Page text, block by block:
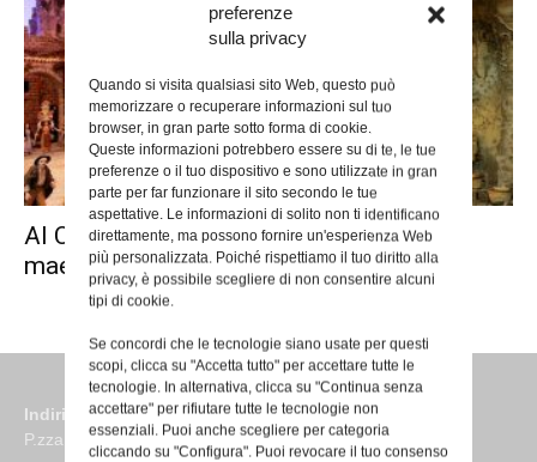
preferenze
sulla privacy
Quando si visita qualsiasi sito Web, questo può
memorizzare o recuperare informazioni sul tuo
browser, in gran parte sotto forma di cookie.
Queste informazioni potrebbero essere su di te, le tue
preferenze o il tuo dispositivo e sono utilizzate in gran
parte per far funzionare il sito secondo le tue
aspettative. Le informazioni di solito non ti identificano
direttamente, ma possono fornire un'esperienza Web
più personalizzata. Poiché rispettiamo il tuo diritto alla
privacy, è possibile scegliere di non consentire alcuni
tipi di cookie.
Se concordi che le tecnologie siano usate per questi
scopi, clicca su "Accetta tutto" per accettare tutte le
tecnologie. In alternativa, clicca su "Continua senza
accettare" per rifiutare tutte le tecnologie non
essenziali. Puoi anche scegliere per categoria
cliccando su "Configura". Puoi revocare il tuo consenso
Al Campus Bio-Medico il presepe del
maestro Artese
Indirizzo
P.zza S. Giovanni in Laterano 6 00184 Roma